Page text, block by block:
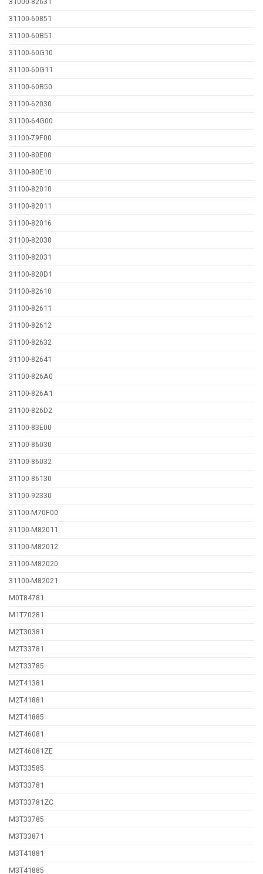
31100-60851
31100-60B51
31100-60G10
31100-60G11
31100-60Β50
31100-62030
31100-64G00
31100-79F00
31100-80E00
31100-80E10
31100-82010
31100-82011
31100-82016
31100-82030
31100-82031
31100-820D1
31100-82610
31100-82611
31100-82612
31100-82632
31100-82641
31100-826A0
31100-826A1
31100-826D2
31100-83E00
31100-86030
31100-86032
31100-86130
31100-92330
31100-M70F00
31100-M82011
31100-M82012
31100-M82020
31100-M82021
M0T84781
M1Τ70281
M2T30381
M2T33781
M2T33785
M2T41381
M2T41881
M2T41885
M2T46081
M2T46081ZE
M3T33585
M3T33781
M3T33781ZC
M3T33785
M3T33871
M3T41881
M3T41885